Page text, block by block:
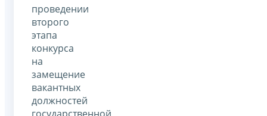
проведении
второго
этапа
конкурса
на
замещение
вакантных
должностей